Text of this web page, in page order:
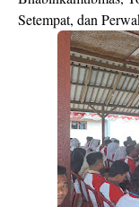
Setempat, dan